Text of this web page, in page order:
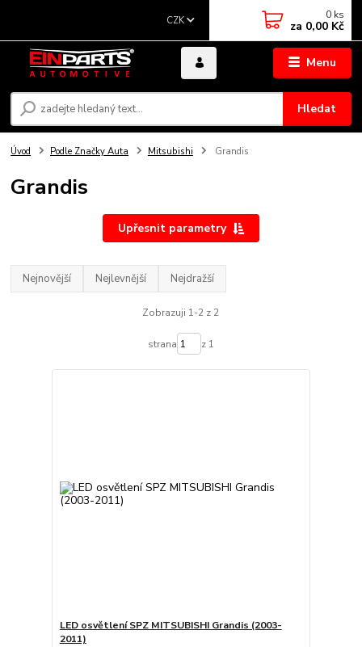
Menu
CZK
Hledat
0 ks
za 0,00 Kč
Úvod Podle Značky Auta Mitsubishi Grandis
Grandis
Upřesnit parametry
Nejnovější Nejlevnější Nejdražší
Zobrazuji 1-2 z 2
strana z 1
LED osvětlení SPZ MITSUBISHI Grandis (2003-
2011)